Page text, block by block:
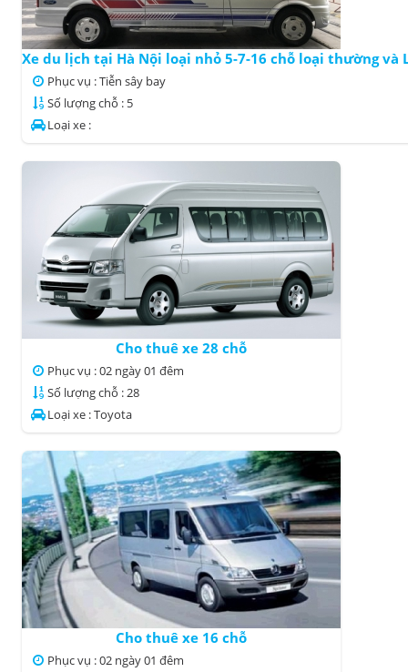
Xe du lịch tại Hà Nội loại nhỏ 5-7-16 chỗ loại thường và
Phục vụ : Tiễn sây bay
Số lượng chỗ : 5
Loại xe :
Cho thuê xe 28 chỗ
Phục vụ : 02 ngày 01 đêm
Số lượng chỗ : 28
Loại xe : Toyota
Cho thuê xe 16 chỗ
Phục vụ : 02 ngày 01 đêm